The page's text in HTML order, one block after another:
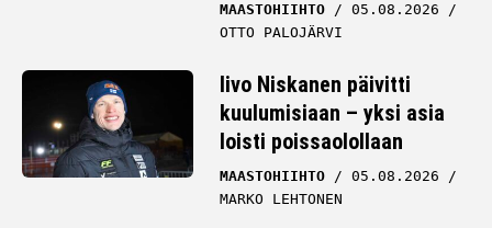
MAASTOHIIHTO
05.08.2026
OTTO PALOJÄRVI
Iivo Niskanen päivitti
kuulumisiaan – yksi asia
loisti poissaolollaan
MAASTOHIIHTO
05.08.2026
MARKO LEHTONEN